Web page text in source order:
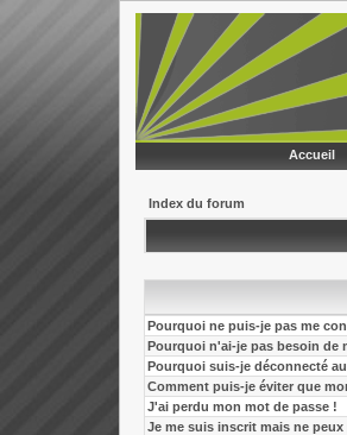
Accueil
Index du forum
Pourquoi ne puis-je pas me
Pourquoi n'ai-je pas besoin de
Pourquoi suis-je déconnecté
Comment puis-je éviter que
J'ai perdu mon mot de passe !
Je me suis inscrit mais ne